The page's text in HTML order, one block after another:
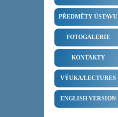
PŘEDMĚTY ÚSTAVU
FOTOGALERIE
KONTAKTY
VÝUKA/LECTURES
ENGLISH VERSION